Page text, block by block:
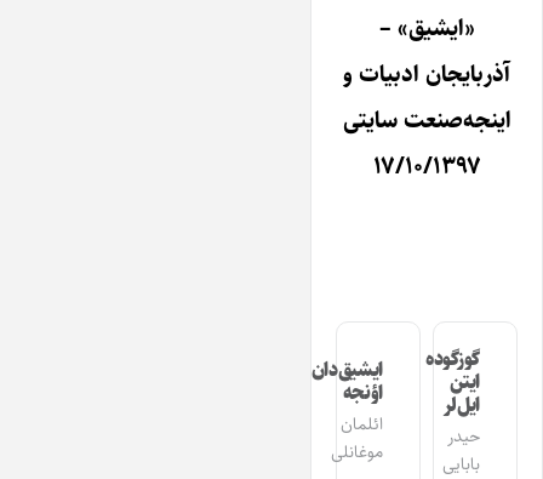
«ایشیق» –
آذربایجان ادبیات و
اینجه‌صنعت سایتی
۱۷/۱۰/۱۳۹۷
گوزگوده
ایتن
ایل‌لر
حیدر
بابایی
ایشیق‌دان
اؤنجه
ائلمان
موغانلی